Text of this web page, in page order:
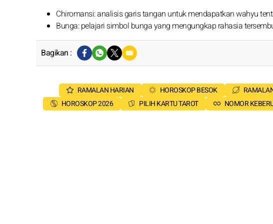
Chiromansi: analisis garis tangan untuk mendapatkan wahyu
Bunga: pelajari simbol bunga yang mengungkap rahasia
Bagikan :
RAMALAN HARIAN HOROSKOP BESOK
HOROSKOP 2026
PILIH KARTU TAROT NOMOR